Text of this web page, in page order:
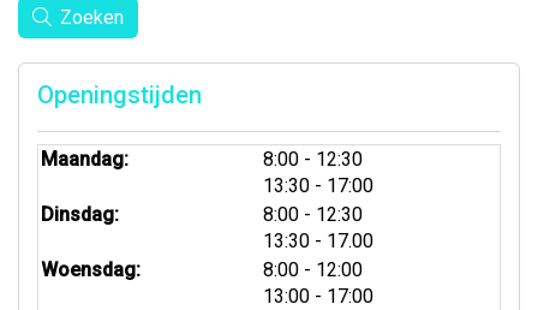
Zoeken
Openingstijden
Maandag: 8:00 tot
- 12:30
13:30 tot
- 17:00
Dinsdag:
8:00 tot
- 12:30
13:30 tot
- 17.00
Woensdag:
8:00 tot
- 12:00
13:00 tot
- 17:00